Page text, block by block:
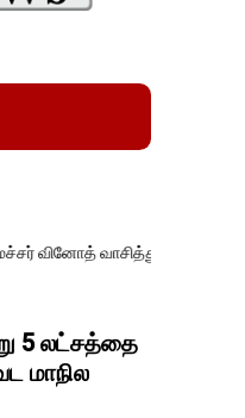
வருகிறார். �.
5 லட்சத்தை
மாநில